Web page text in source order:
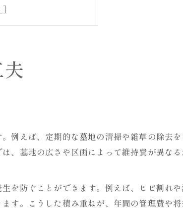
のコツと効果
ェックポイント
事情解説
地域の特徴
抑え方を紹介
現在の基準
例えば、定期的な墓地の清掃や雑草の除去
、墓地の広さや区画によって維持費が異な
を防ぐことができます。例えば、ヒビ割れ
す。こうした積み重ねが、年間の管理費や